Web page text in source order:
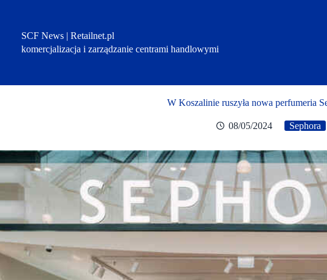
SCF News | Retailnet.pl
komercjalizacja i zarządzanie centrami handlowymi
W Koszalinie ruszyła nowa perfumeria
08/05/2024 Sephora